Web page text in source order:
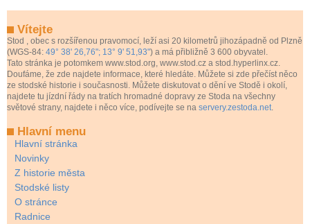
Vítejte
Stod , obec s rozšířenou pravomocí, leží asi 20 kilometrů jihozápadně od Plzně
(WGS-84: 49° 38' 26,76"; 13° 9' 51,93") a má přibližně 3 600 obyvatel.
Tato stránka je potomkem www.stod.org, www.stod.cz a stod.hyperlinx.cz.
Doufáme, že zde najdete informace, které hledáte. Můžete si zde přečíst něco
ze stodské historie i současnosti. Můžete diskutovat o dění ve Stodě i okolí,
najdete tu jízdní řády na tratích hromadné dopravy ze Stoda na všechny
světové strany, najdete i něco více, podívejte se na servery.zestoda.net.
Hlavní menu
Hlavní stránka
Novinky
Z historie města
Stodské listy
O stránce
Radnice